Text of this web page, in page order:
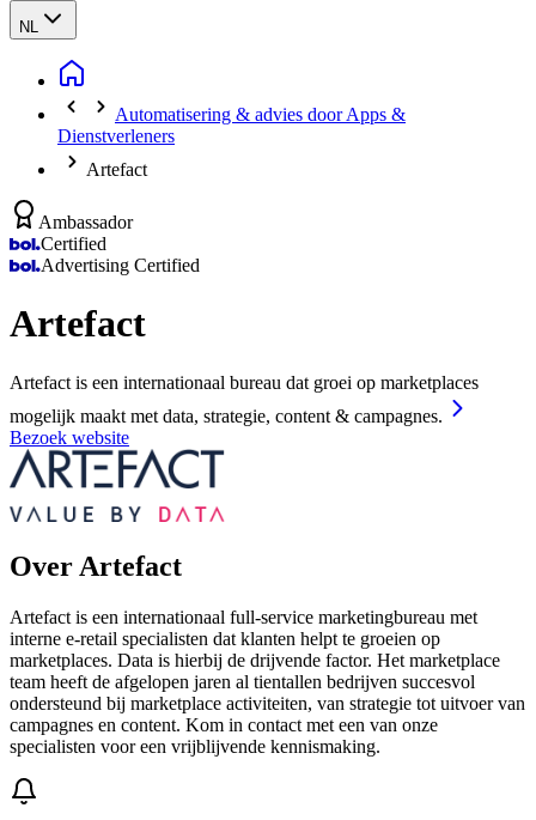
NL
Automatisering & advies door Apps &
Dienstverleners
Artefact
Ambassador
Certified
Advertising Certified
Artefact
Artefact is een internationaal bureau dat groei op marketplaces
mogelijk maakt met data, strategie, content & campagnes.
Bezoek website
Over Artefact
Artefact is een internationaal full-service marketingbureau met
interne e-retail specialisten dat klanten helpt te groeien op
marketplaces. Data is hierbij de drijvende factor. Het marketplace
team heeft de afgelopen jaren al tientallen bedrijven succesvol
ondersteund bij marketplace activiteiten, van strategie tot uitvoer van
campagnes en content. Kom in contact met een van onze
specialisten voor een vrijblijvende kennismaking.